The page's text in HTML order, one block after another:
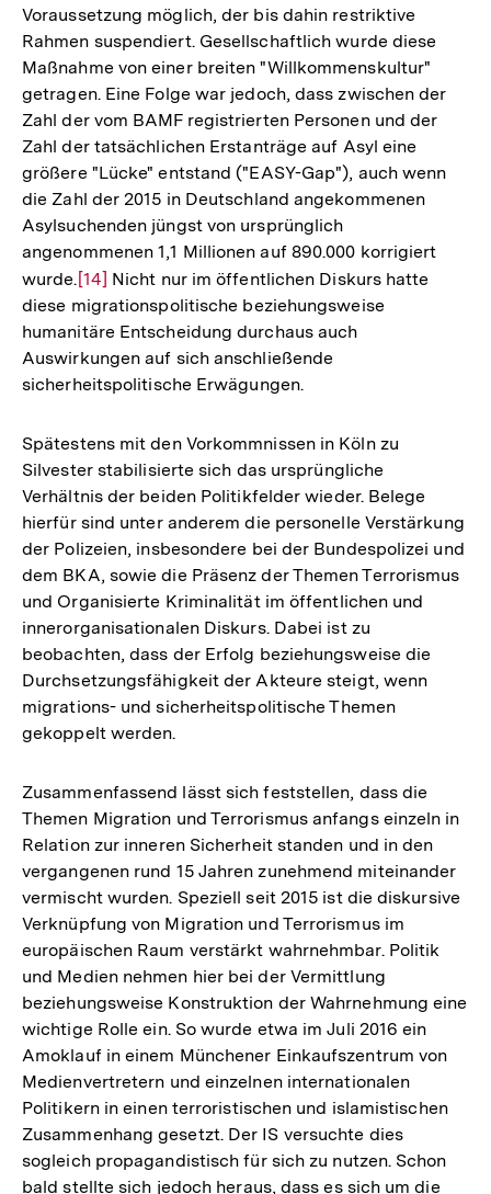
Voraussetzung möglich, der bis dahin restriktive
Rahmen suspendiert. Gesellschaftlich wurde diese
Maßnahme von einer breiten "Willkommenskultur"
getragen. Eine Folge war jedoch, dass zwischen der
Zahl der vom BAMF registrierten Personen und der
Zahl der tatsächlichen Erstanträge auf Asyl eine
größere "Lücke" entstand ("EASY-Gap"), auch wenn
die Zahl der 2015 in Deutschland angekommenen
Asylsuchenden jüngst von ursprünglich
angenommenen 1,1 Millionen auf 890.000 korrigiert
wurde. Zur
Auflösung
der
Fußnote
[14] Nicht nur im öffentlichen Diskurs hatte
diese migrationspolitische beziehungsweise
humanitäre Entscheidung durchaus auch
Auswirkungen auf sich anschließende
sicherheitspolitische Erwägungen.
Spätestens mit den Vorkommnissen in Köln zu
Silvester stabilisierte sich das ursprüngliche
Verhältnis der beiden Politikfelder wieder. Belege
hierfür sind unter anderem die personelle Verstärkung
der Polizeien, insbesondere bei der Bundespolizei und
dem BKA, sowie die Präsenz der Themen Terrorismus
und Organisierte Kriminalität im öffentlichen und
innerorganisationalen Diskurs. Dabei ist zu
beobachten, dass der Erfolg beziehungsweise die
Durchsetzungsfähigkeit der Akteure steigt, wenn
migrations- und sicherheitspolitische Themen
gekoppelt werden.
Zusammenfassend lässt sich feststellen, dass die
Themen Migration und Terrorismus anfangs einzeln in
Relation zur inneren Sicherheit standen und in den
vergangenen rund 15 Jahren zunehmend miteinander
vermischt wurden. Speziell seit 2015 ist die diskursive
Verknüpfung von Migration und Terrorismus im
europäischen Raum verstärkt wahrnehmbar. Politik
und Medien nehmen hier bei der Vermittlung
beziehungsweise Konstruktion der Wahrnehmung eine
wichtige Rolle ein. So wurde etwa im Juli 2016 ein
Amoklauf in einem Münchener Einkaufszentrum von
Medienvertretern und einzelnen internationalen
Politikern in einen terroristischen und islamistischen
Zusammenhang gesetzt. Der IS versuchte dies
sogleich propagandistisch für sich zu nutzen. Schon
bald stellte sich jedoch heraus, dass es sich um die
Zum